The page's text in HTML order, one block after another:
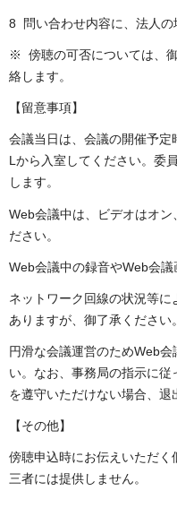
8 問い合わせ内容に、法人の
※ 傍聴の可否については、
絡します。
【留意事項】
会議当日は、会議の開催予
Lから入室してください。委
します。
Web会議中は、ビデオはオン
ださい。
Web会議中の録音やWeb会議
ネットワーク回線の状況等
ありますが、御了承ください。
円滑な会議運営のためWeb
い。なお、事務局の指示に
を遵守いただけない場合、退
【その他】
傍聴申込時にお伝えいただ
三者には提供しません。